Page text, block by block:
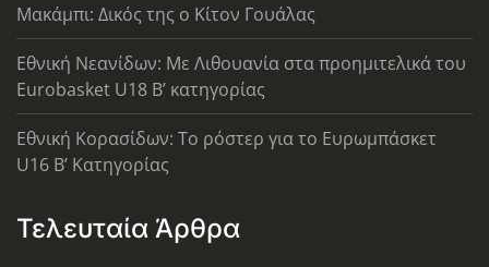
Μακάμπι: Δικός της ο Κίτον Γουάλας
Εθνική Νεανίδων: Με Λιθουανία στα προημιτελικά του
Eurobasket U18 Β’ κατηγορίας
Εθνική Κορασίδων: Το ρόστερ για το Ευρωμπάσκετ
U16 B’ Κατηγορίας
Τελευταία Άρθρα